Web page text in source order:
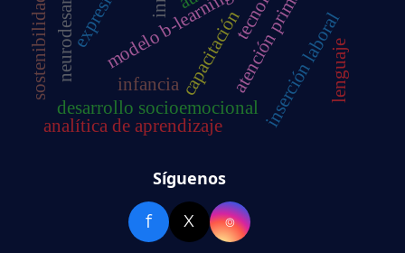
modelo b-learning
capacitación
desarrollo socioemocionalinserción laboral
analítica de aprendizaje
atención primaria
sostenibilidad infancia lenguaje
Síguenos
f X ⌾